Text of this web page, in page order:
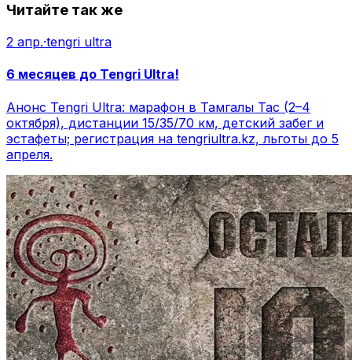
Читайте так же
2 апр.·tengri ultra
6 месяцев до Tengri Ultra!
Анонс Tengri Ultra: марафон в Тамгалы Тас (2–4
октября), дистанции 15/35/70 км, детский забег и
эстафеты; регистрация на tengriultra.kz, льготы до 5
апреля.